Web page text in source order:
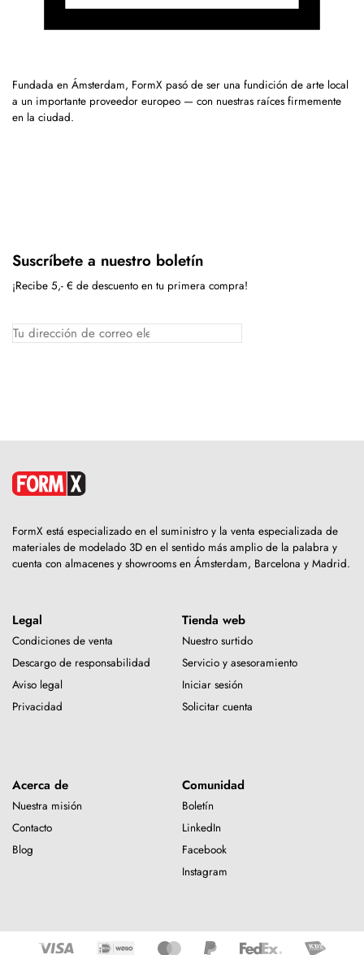
Fundada en Ámsterdam, FormX pasó de ser una fundición de arte local
a un importante proveedor europeo — con nuestras raíces firmemente
en la ciudad.
Suscríbete a nuestro boletín
¡Recibe 5,- € de descuento en tu primera compra!
FormX está especializado en el suministro y la venta especializada de
materiales de modelado 3D en el sentido más amplio de la palabra y
cuenta con almacenes y showrooms en Ámsterdam, Barcelona y Madrid.
Legal
Condiciones de venta
Descargo de responsabilidad
Aviso legal
Privacidad
Tienda web
Nuestro surtido
Servicio y asesoramiento
Iniciar sesión
Solicitar cuenta
Acerca de
Nuestra misión
Contacto
Blog
Comunidad
Boletín
LinkedIn
Facebook
Instagram